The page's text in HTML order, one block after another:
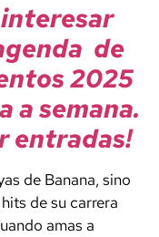
de
2025
a semana.
entradas!
de Banana, sino
de su carrera
amas a